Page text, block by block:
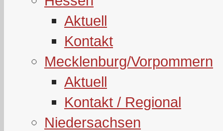
Aktuell
Kontakt
Mecklenburg/Vorpommern
Aktuell
Kontakt / Regional
Niedersachsen